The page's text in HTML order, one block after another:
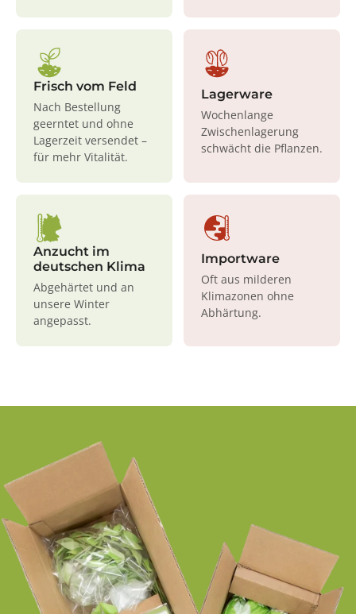
Frisch vom Feld
Nach Bestellung
geerntet und ohne
Lagerzeit versendet –
für mehr Vitalität.
Lagerware
Wochenlange
Zwischenlagerung
schwächt die Pflanzen.
Anzucht im
deutschen Klima
Abgehärtet und an
unsere Winter
angepasst.
Importware
Oft aus milderen
Klimazonen ohne
Abhärtung.